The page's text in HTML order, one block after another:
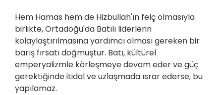
Hem Hamas hem de Hizbullah'ın felç olmasıyla
birlikte, Ortadoğu'da Batılı liderlerin
kolaylaştırılmasına yardımcı olması gereken bir
barış fırsatı doğmuştur. Batı, kültürel
emperyalizmle körleşmeye devam eder ve güç
gerektiğinde itidal ve uzlaşmada ısrar ederse, bu
yapılamaz.